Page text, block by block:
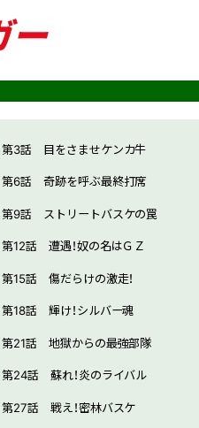
ー
第3話 目をさませケンカ牛
第6話 奇跡を呼ぶ最終打席
第9話 ストリートバスケの罠
第12話 遭遇！奴の名はＧＺ
第15話 傷だらけの激走！
第18話 輝け！シルバー魂
第21話 地獄からの最強部隊
第24話 蘇れ！炎のライバル
第27話 戦え！密林バスケ